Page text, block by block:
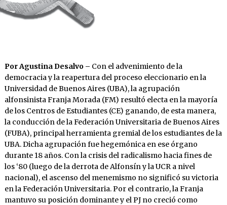
Por Agustina Desalvo – Con el advenimiento de la
democracia y la reapertura del proceso eleccionario en la
Universidad de Buenos Aires (UBA), la agrupación
alfonsinista Franja Morada (FM) resultó electa en la mayoría
de los Centros de Estudiantes (CE) ganando, de esta manera,
la conducción de la Federación Universitaria de Buenos Aires
(FUBA), principal herramienta gremial de los estudiantes de la
UBA. Dicha agrupación fue hegemónica en ese órgano
durante 18 años. Con la crisis del radicalismo hacia fines de
los ‘80 (luego de la derrota de Alfonsín y la UCR a nivel
nacional), el ascenso del menemismo no significó su victoria
en la Federación Universitaria. Por el contrario, la Franja
mantuvo su posición dominante y el PJ no creció como